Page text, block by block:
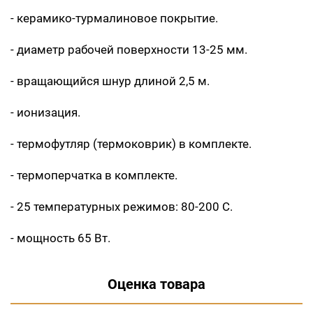
- керамико-турмалиновое покрытие.
- диаметр рабочей поверхности 13-25 мм.
- вращающийся шнур длиной 2,5 м.
- ионизация.
- термофутляр (термоковрик) в комплекте.
- термоперчатка в комплекте.
- 25 температурных режимов: 80-200 С.
- мощность 65 Вт.
Оценка товара